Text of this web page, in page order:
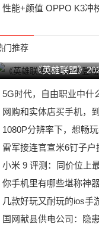
性能+颜值 OPPO K3冲
门推荐
《英雄联盟》
5G时代，自由职业中什
网购和实体店买手机，
1080P分辨率下，想畅
雷军接连官宣米6钉子
小米 9 评测：同价位上
你手机里有哪些堪称神器
几款好玩又耐玩的ios手
国网献县供电公司：隐